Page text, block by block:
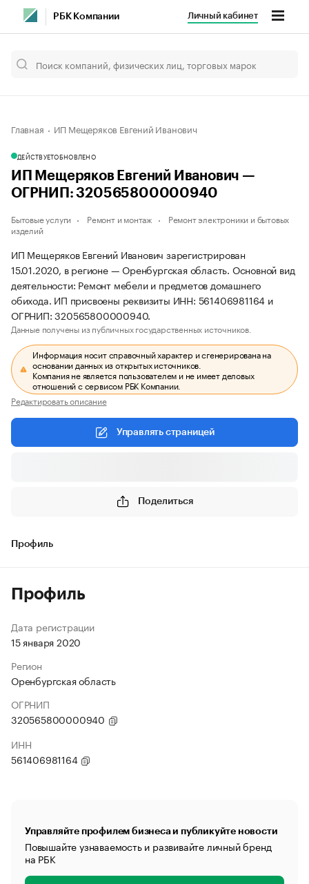
РБК Компании Личный кабинет
Главная ИП Мещеряков Евгений Иванович
ДЕЙСТВУЕТОБНОВЛЕНО
ИП Мещеряков Евгений Иванович —
ОГРНИП: 320565800000940
Бытовые услуги Ремонт и монтаж
Ремонт электроники и бытовых
изделий
ИП Мещеряков Евгений Иванович зарегистрирован
15.01.2020, в регионе — Оренбургская область. Основной вид
деятельности: Ремонт мебели и предметов домашнего
обихода. ИП присвоены реквизиты ИНН: 561406981164 и
ОГРНИП: 320565800000940.
Данные получены из публичных государственных источников.
Информация носит справочный характер и сгенерирована на
основании данных из открытых источников.
Компания не является пользователем и не имеет деловых
отношений с сервисом РБК Компании.
Редактировать описание
Управлять страницей
Поделиться
Профиль
Профиль
Дата регистрации
15 января 2020
Регион
Оренбургская область
ОГРНИП
320565800000940
ИНН
561406981164
Управляйте профилем бизнеса и публикуйте новости
Повышайте узнаваемость и развивайте личный бренд
на РБК